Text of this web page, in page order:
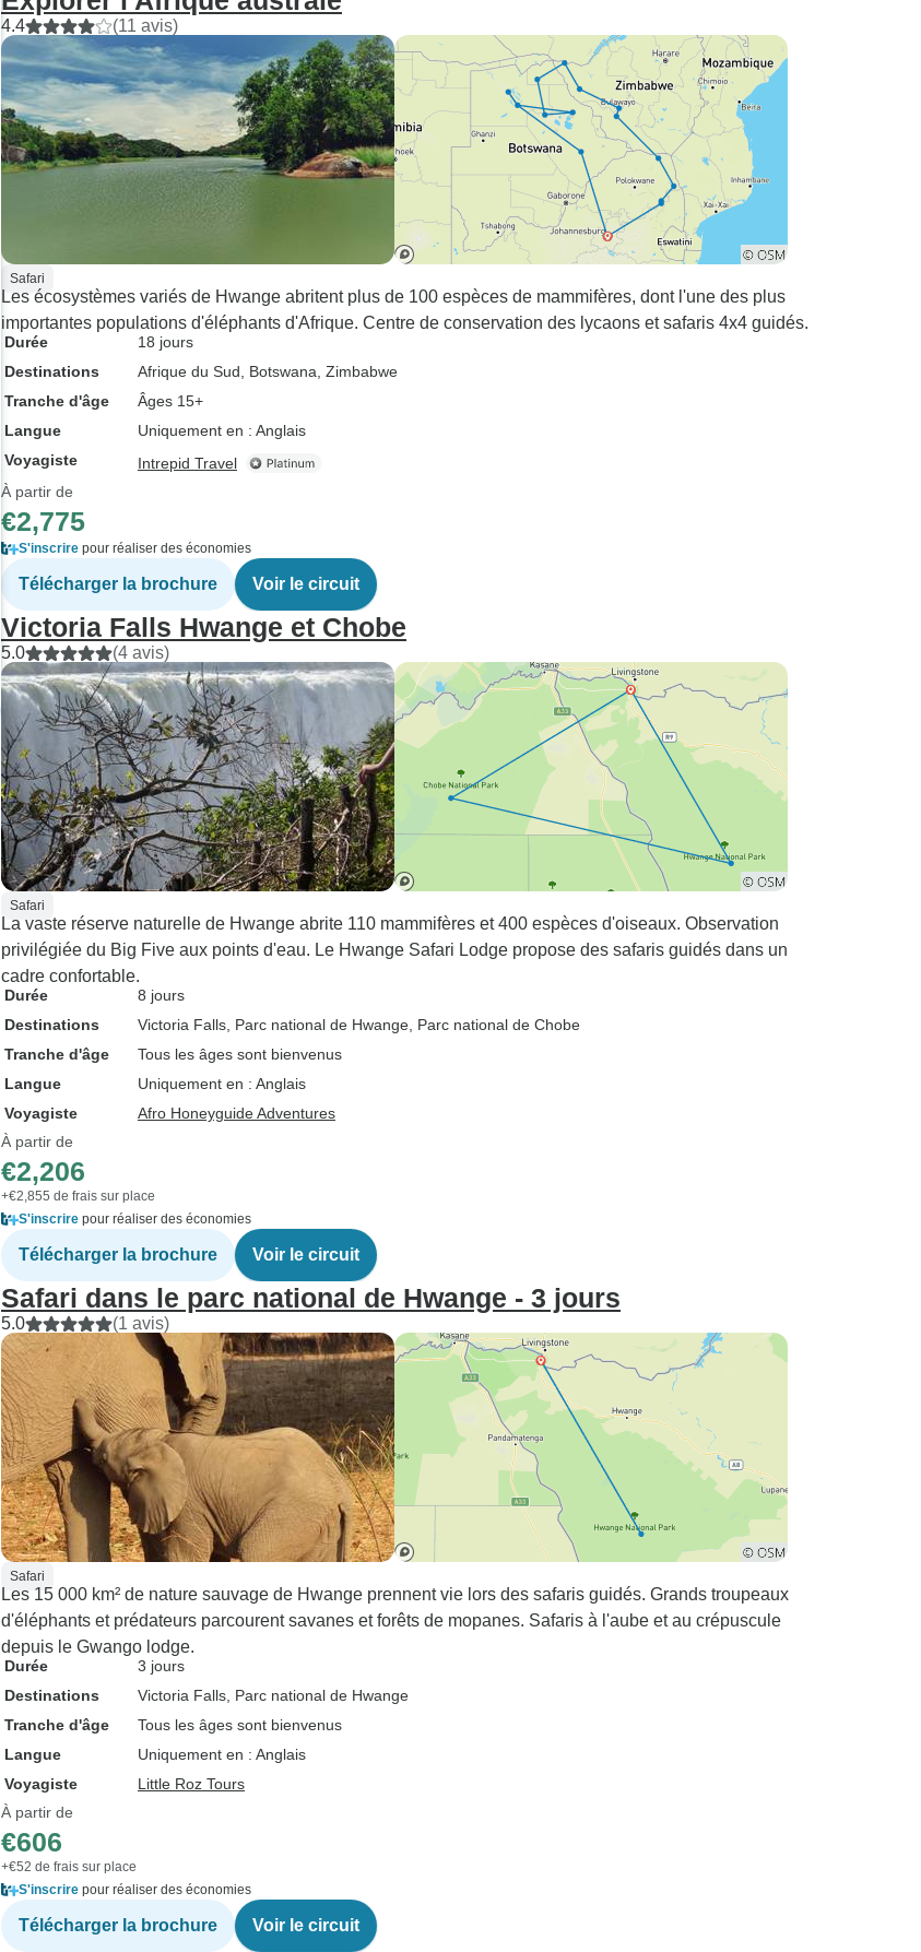
un expert de la
navigation sur les
routes, en plus d'être
l'une des personnes les
plus intelligentes que j'ai
rencontrées. Little Roz
Tours s'est bien occupé
de moi et j'ai trouvé que
c'était un excellent
J'apprécie le fait qu'ils
aient pu m'accueillir en
4.4 (11 avis)
Safari
Les écosystèmes variés de Hwange abritent plus de 100 espèces de mammifères, dont l'une des plus
importantes populations d'éléphants d'Afrique. Centre de conservation des lycaons et safaris 4x4 guidés.
Durée
18 jours
Destinations
Afrique du Sud , Botswana , Zimbabwe
Tranche d'âge
Âges 15+
Langue
Uniquement en : Anglais
Voyagiste
Intrepid Travel
À partir de
€2,775
S'inscrire pour réaliser des économies
Télécharger la brochure Voir le circuit
Victoria Falls Hwange et Chobe
5.0 (4 avis)
Safari
La vaste réserve naturelle de Hwange abrite 110 mammifères et 400 espèces d'oiseaux. Observation
privilégiée du Big Five aux points d'eau. Le Hwange Safari Lodge propose des safaris guidés dans un
cadre confortable.
Durée
8 jours
Destinations
Victoria Falls , Parc national de Hwange , Parc national de Chobe
Tranche d'âge
Tous les âges sont bienvenus
Langue
Uniquement en : Anglais
Voyagiste
Afro Honeyguide Adventures
À partir de
€2,206
+€2,855 de frais sur place
S'inscrire pour réaliser des économies
Télécharger la brochure Voir le circuit
Safari dans le parc national de Hwange - 3 jours
5.0 (1 avis)
Safari
Les 15 000 km² de nature sauvage de Hwange prennent vie lors des safaris guidés. Grands troupeaux
d'éléphants et prédateurs parcourent savanes et forêts de mopanes. Safaris à l'aube et au crépuscule
depuis le Gwango lodge.
Durée
3 jours
Destinations
Victoria Falls , Parc national de Hwange
Tranche d'âge
Tous les âges sont bienvenus
Langue
Uniquement en : Anglais
Voyagiste
Little Roz Tours
À partir de
€606
+€52 de frais sur place
S'inscrire pour réaliser des économies
Télécharger la brochure Voir le circuit